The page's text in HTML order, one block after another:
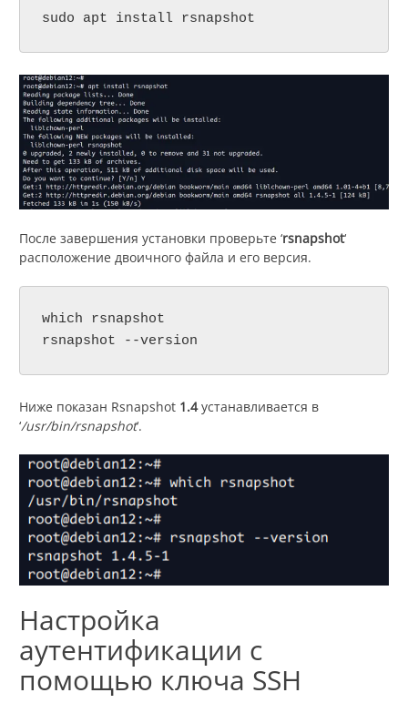
sudo apt install rsnapshot
После завершения установки проверьте ‘rsnapshot‘
расположение двоичного файла и его версия.
which rsnapshot
rsnapshot --version
Ниже показан Rsnapshot 1.4устанавливается в
‘/usr/bin/rsnapshot‘.
Настройка
аутентификации с
помощью ключа SSH